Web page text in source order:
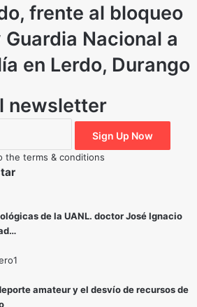
frente al bloqueo
Nacional a
en Lerdo, Durango
newsletter
the terms & conditions
de la UANL. doctor José Ignacio
amateur y el desvío de recursos de